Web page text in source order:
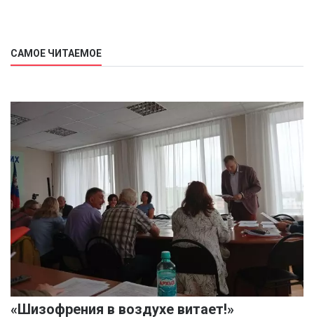
САМОЕ ЧИТАЕМОЕ
«Шизофрения в воздухе витает!»